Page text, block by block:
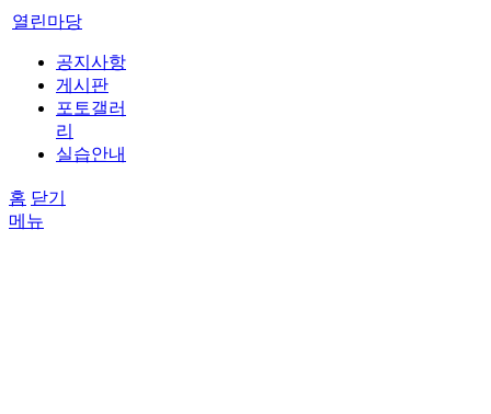
열린마당
공지사항
게시판
포토갤러
리
실습안내
홈 닫기
메뉴